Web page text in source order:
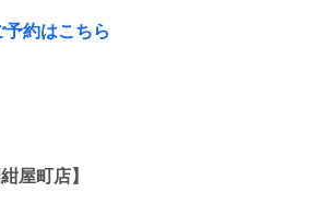
予約はこちら
屋町店】